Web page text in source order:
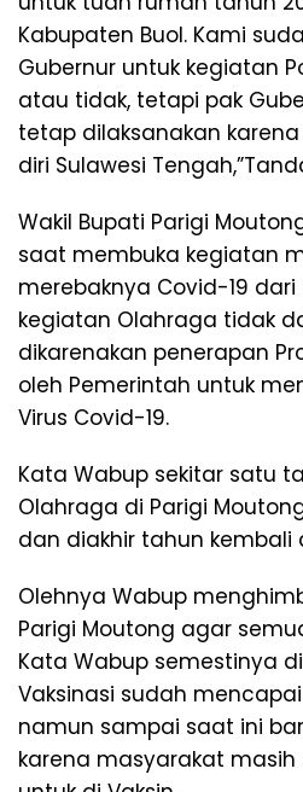
Kabupaten Buol. Kami
Gubernur untuk kegiatan
atau tidak, tetapi pak
tetap dilaksanakan
diri Sulawesi
Wakil Bupati Parigi
saat membuka kegiatan
merebaknya Covid-19
kegiatan Olahraga tidak
dikarenakan penerapan
oleh Pemerintah untuk
Virus Covid-19.
Kata Wabup sekitar satu
Olahraga di Parigi
dan diakhir tahun kembali
Olehnya Wabup
Parigi Moutong agar
Kata Wabup semestinya
Vaksinasi sudah
namun sampai saat ini
karena masyarakat